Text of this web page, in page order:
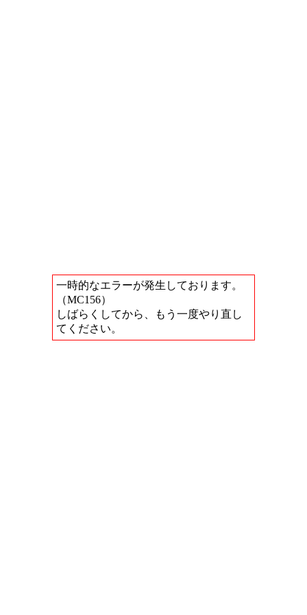
一時的なエラーが発生しております。
（MC156）
しばらくしてから、もう一度やり直し
てください。